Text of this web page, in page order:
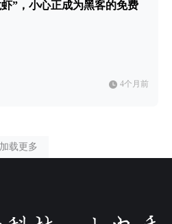
”，小心正成为黑客的免费
4个月前
加载更多